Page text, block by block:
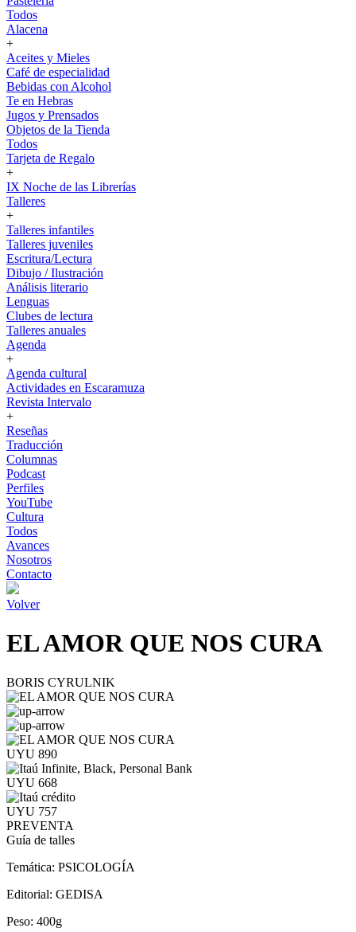
Todos
Alacena
+
Aceites y Mieles
Café de especialidad
Bebidas con Alcohol
Te en Hebras
Jugos y Prensados
Objetos de la Tienda
Todos
Tarjeta de Regalo
+
IX Noche de las Librerías
Talleres
+
Talleres infantiles
Talleres juveniles
Escritura/Lectura
Dibujo / Ilustración
Análisis literario
Lenguas
Clubes de lectura
Talleres anuales
Agenda
+
Agenda cultural
Actividades en Escaramuza
Revista Intervalo
+
Reseñas
Traducción
Columnas
Podcast
Perfiles
YouTube
Cultura
Todos
Avances
Nosotros
Contacto
Volver
EL AMOR QUE NOS CURA
BORIS CYRULNIK
UYU 890
UYU 668
UYU 757
PREVENTA
Guía de talles
Temática: PSICOLOGÍA
Editorial: GEDISA
Peso: 400g